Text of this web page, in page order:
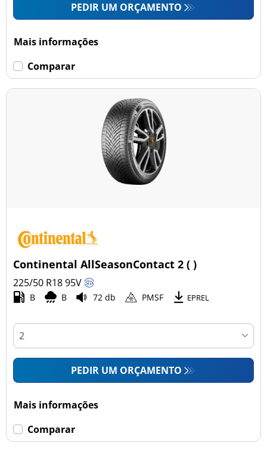
PEDIR UM ORÇAMENTO
Mais informações
Comparar
Continental AllSeasonContact 2 ( )
225/50 R1895V
B B 72 db PMSF EPREL
PEDIR UM ORÇAMENTO
Mais informações
Comparar